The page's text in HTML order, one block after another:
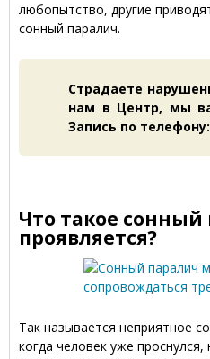
любопытство, другие
сонный паралич.
Страдаете
нам в Центр, мы
Запись по телефону:
Что такое сонный
проявляется?
Так называется неприятное
когда человек уже